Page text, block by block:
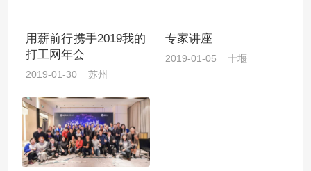
用薪前行携手2019我的
打工网年会
2019-01-30 苏州
专家讲座
2019-01-05 十堰